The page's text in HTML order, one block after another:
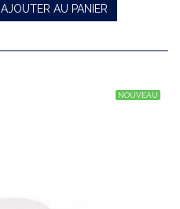
AJOUTER AU PANIER
NOUVEAU